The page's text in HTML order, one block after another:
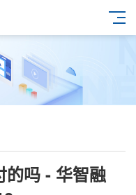
的吗 - 华智融